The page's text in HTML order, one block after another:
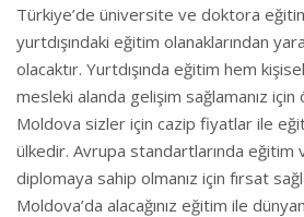
Türkiye’de üniversite ve doktora
yurtdışındaki eğitim olanaklarından
olacaktır. Yurtdışında eğitim hem
mesleki alanda gelişim sağlamanız
Moldova sizler için cazip fiyatlar ile
ülkedir. Avrupa standartlarında eğitim
diplomaya sahip olmanız için fırsat
Moldova’da alacağınız eğitim ile